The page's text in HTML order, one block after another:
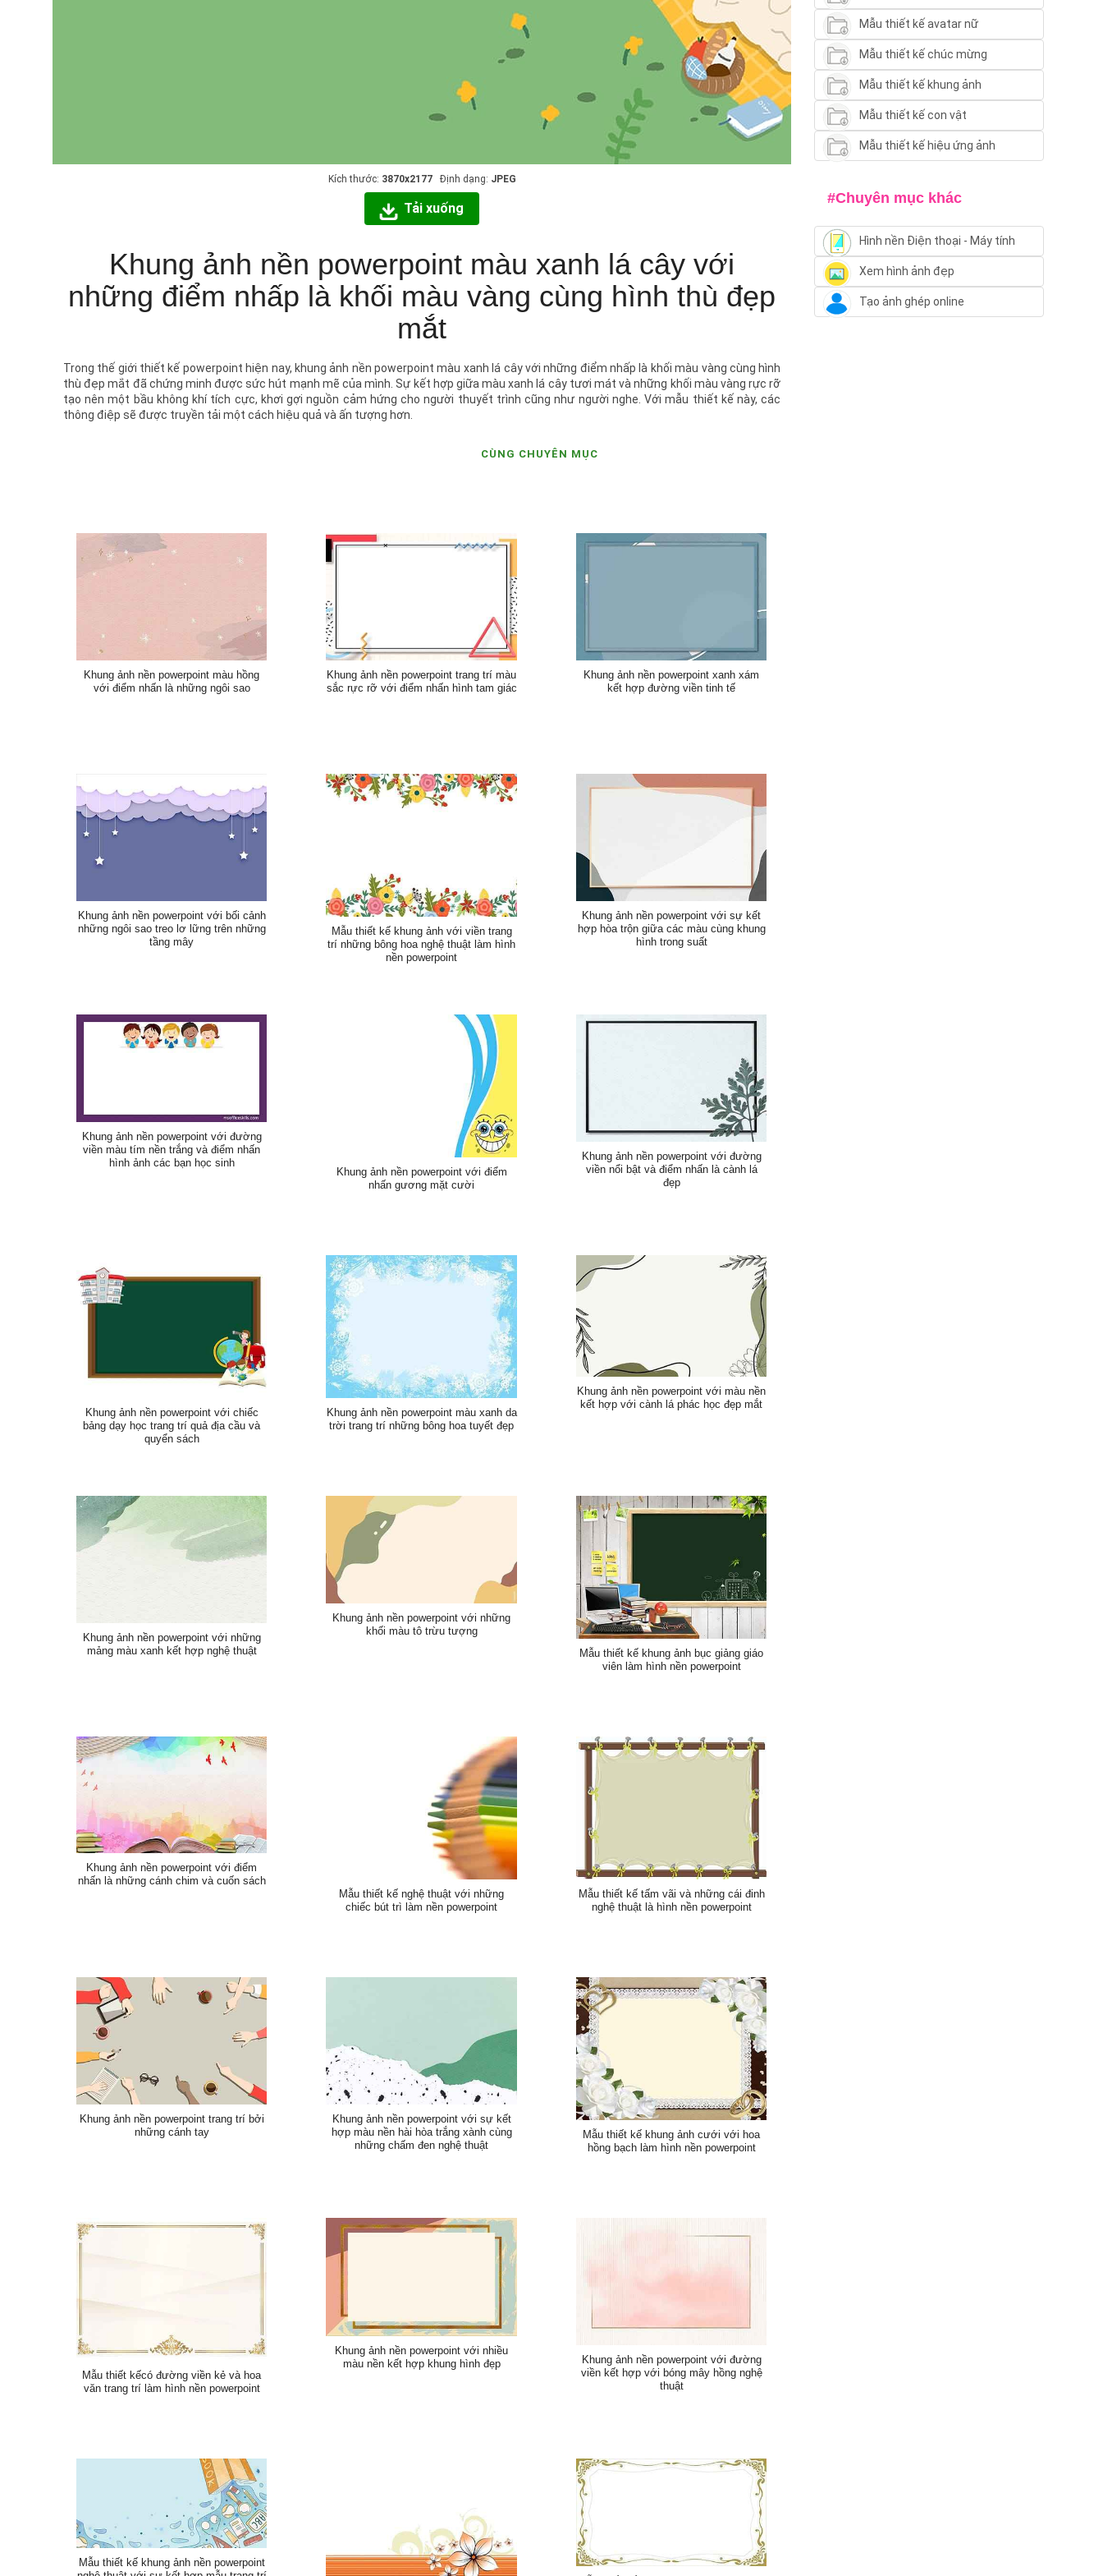
Kích thước: 3870x2177Định dạng: JPEG
Tải xuống
Khung ảnh nền powerpoint màu xanh lá cây với
những điểm nhấp là khối màu vàng cùng hình thù đẹp
mắt
Trong thế giới thiết kế powerpoint hiện nay, khung ảnh nền powerpoint màu xanh lá cây với những điểm nhấp là khối màu vàng cùng hình
thù đẹp mắt đã chứng minh được sức hút mạnh mẽ của mình. Sự kết hợp giữa màu xanh lá cây tươi mát và những khối màu vàng rực rỡ
tạo nên một bầu không khí tích cực, khơi gợi nguồn cảm hứng cho người thuyết trình cũng như người nghe. Với mẫu thiết kế này, các
thông điệp sẽ được truyền tải một cách hiệu quả và ấn tượng hơn.
CÙNG CHUYÊN MỤC
Khung ảnh nền powerpoint màu hồng
với điểm nhấn là những ngôi sao
Khung ảnh nền powerpoint trang trí màu
sắc rực rỡ với điểm nhấn hình tam giác
Khung ảnh nền powerpoint xanh xám
kết hợp đường viền tinh tế
Khung ảnh nền powerpoint với bối cảnh
những ngôi sao treo lơ lững trên những
tầng mây
Mẫu thiết kế khung ảnh với viền trang
trí những bông hoa nghệ thuật làm hình
nền powerpoint
Khung ảnh nền powerpoint với sự kết
hợp hòa trộn giữa các màu cùng khung
hình trong suất
Khung ảnh nền powerpoint với đường
viền màu tím nền trắng và điểm nhấn
hình ảnh các bạn học sinh
Khung ảnh nền powerpoint với điểm
nhấn gương mặt cười
Khung ảnh nền powerpoint với đường
viền nổi bật và điểm nhấn là cành lá
đẹp
Khung ảnh nền powerpoint với chiếc
bảng dạy học trang trí quả địa cầu và
quyển sách
Khung ảnh nền powerpoint màu xanh da
trời trang trí những bông hoa tuyết đẹp
Khung ảnh nền powerpoint với màu nền
kết hợp với cành lá phác học đẹp mắt
Khung ảnh nền powerpoint với những
mảng màu xanh kết hợp nghệ thuật
Khung ảnh nền powerpoint với những
khối màu tô trừu tượng
Mẫu thiết kế khung ảnh bục giảng giáo
viên làm hình nền powerpoint
Khung ảnh nền powerpoint với điểm
nhấn là những cánh chim và cuốn sách
Mẫu thiết kế nghệ thuật với những
chiếc bút trì làm nền powerpoint
Mẫu thiết kế tấm vãi và những cái đinh
nghệ thuật là hình nền powerpoint
Khung ảnh nền powerpoint trang trí bởi
những cánh tay
Khung ảnh nền powerpoint với sự kết
hợp màu nền hài hòa trắng xành cùng
những chấm đen nghệ thuật
Mẫu thiết kế khung ảnh cưới với hoa
hồng bạch làm hình nền powerpoint
Mẫu thiết kếcó đường viền kẻ và hoa
văn trang trí làm hình nền powerpoint
Khung ảnh nền powerpoint với nhiều
màu nền kết hợp khung hình đẹp
Khung ảnh nền powerpoint với đường
viền kết hợp với bóng mây hồng nghệ
thuật
Mẫu thiết kế khung ảnh nền powerpoint
Mẫu thiết kế avatar nữ
Mẫu thiết kế chúc mừng
Mẫu thiết kế khung ảnh
Mẫu thiết kế con vật
Mẫu thiết kế hiệu ứng ảnh
#Chuyên mục khác
Hình nền Điện thoại - Máy tính
Xem hình ảnh đẹp
Tạo ảnh ghép online